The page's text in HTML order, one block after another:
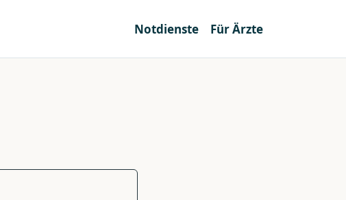
Notdienste Für Ärzte